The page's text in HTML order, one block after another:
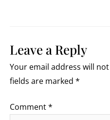
Leave a Reply
Your email address will
fields are marked *
Comment*